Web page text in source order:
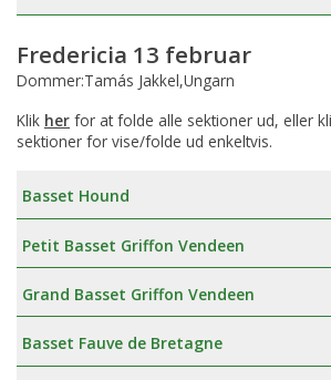
Fredericia 13 februar
Dommer:Tamás Jakkel,Ungarn
Klik her for at folde alle sektioner ud, eller
sektioner for vise/folde ud enkeltvis.
Basset Hound
Petit Basset Griffon Vendeen
Grand Basset Griffon Vendeen
Basset Fauve de Bretagne